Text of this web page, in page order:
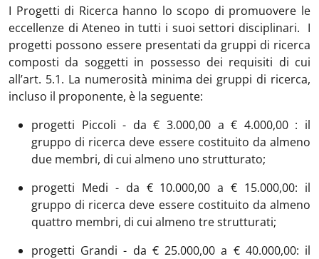
I Progetti di Ricerca hanno lo scopo di promuovere le
eccellenze di Ateneo in tutti i suoi settori disciplinari. I
progetti possono essere presentati da gruppi di ricerca
composti da soggetti in possesso dei requisiti di cui
all’art. 5.1. La numerosità minima dei gruppi di ricerca,
incluso il proponente, è la seguente:
progetti Piccoli - da € 3.000,00 a € 4.000,00 : il
gruppo di ricerca deve essere costituito da almeno
due membri, di cui almeno uno strutturato;
progetti Medi - da € 10.000,00 a € 15.000,00: il
gruppo di ricerca deve essere costituito da almeno
quattro membri, di cui almeno tre strutturati;
progetti Grandi - da € 25.000,00 a € 40.000,00: il